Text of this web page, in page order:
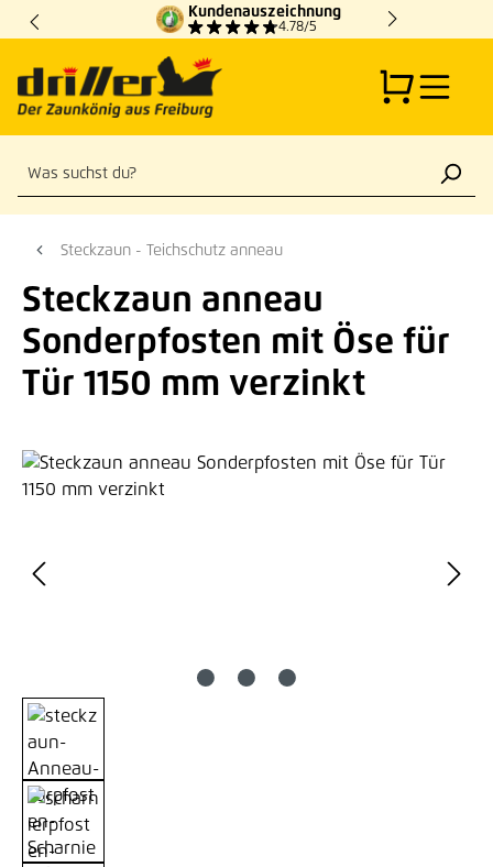
Zum Hauptinhalt springen
Kundenauszeichnung
4.78/5
Steckzaun - Teichschutz anneau
Steckzaun anneau
Sonderpfosten mit Öse für
Tür 1150 mm verzinkt
Bildergalerie überspringen